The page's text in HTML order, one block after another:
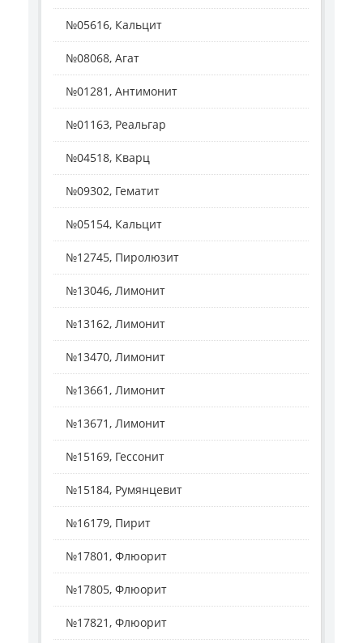
№05616, Кальцит
№08068, Агат
№01281, Антимонит
№01163, Реальгар
№04518, Кварц
№09302, Гематит
№05154, Кальцит
№12745, Пиролюзит
№13046, Лимонит
№13162, Лимонит
№13470, Лимонит
№13661, Лимонит
№13671, Лимонит
№15169, Гессонит
№15184, Румянцевит
№16179, Пирит
№17801, Флюорит
№17805, Флюорит
№17821, Флюорит